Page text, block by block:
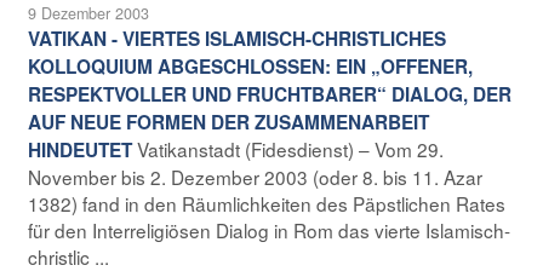
9 Dezember 2003
VATIKAN - VIERTES ISLAMISCH-CHRISTLICHES
KOLLOQUIUM ABGESCHLOSSEN: EIN „OFFENER,
RESPEKTVOLLER UND FRUCHTBARER“ DIALOG, DER
AUF NEUE FORMEN DER ZUSAMMENARBEIT
HINDEUTETVatikanstadt (Fidesdienst) – Vom 29.
November bis 2. Dezember 2003 (oder 8. bis 11. Azar
1382) fand in den Räumlichkeiten des Päpstlichen Rates
für den Interreligiösen Dialog in Rom das vierte Islamisch-
christlic ...